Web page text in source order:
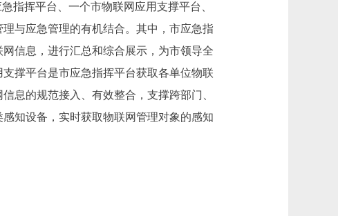
指挥平台、一个市物联网应用支撑平台、
与应急管理的有机结合。其中，市应急指
信息，进行汇总和综合展示，为市领导全
撑平台是市应急指挥平台获取各单位物联
息的规范接入、有效整合，支撑跨部门、
知设备，实时获取物联网管理对象的感知